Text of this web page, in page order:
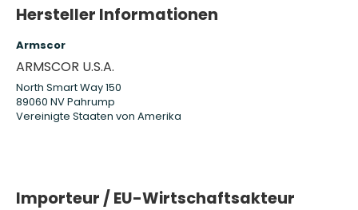
Hersteller Informationen
Armscor
ARMSCOR U.S.A.
North Smart Way 150
89060 NV Pahrump
Vereinigte Staaten von Amerika
Importeur / EU-Wirtschaftsakteur